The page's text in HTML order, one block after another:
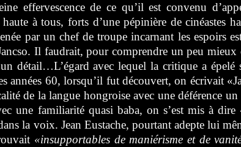
effervescence de ce qu’il est convenu
à tous, forts d’une pépinière de cinéastes
par un chef de troupe incarnant les espoirs
Il faudrait, pour comprendre un peu
détail…L’égard avec lequel la critique a
années 60, lorsqu’il fut découvert, on écrivait
de la langue hongroise avec une déférence
une familiarité quasi baba, on s’est mis à
la voix. Jean Eustache, pourtant adepte lui
«insupportables de maniérisme et de